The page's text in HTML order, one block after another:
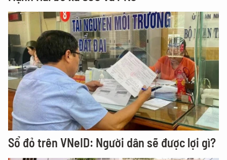
Sổ đỏ trên VNeID: Người dân sẽ được lợi gì?